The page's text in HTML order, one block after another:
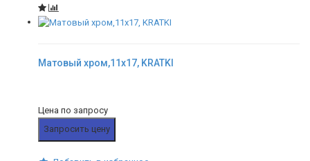
Матовый хром,11x17, KRATKI
Цена по запросу
Запросить цену